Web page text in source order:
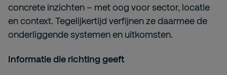
concrete inzichten – met oog voor sector, locatie
en context. Tegelijkertijd verfijnen ze daarmee de
onderliggende systemen en uitkomsten.
Informatie die richting geeft